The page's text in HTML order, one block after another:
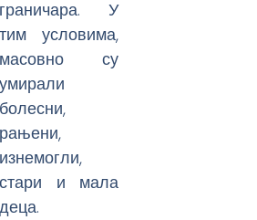
граничара. У
тим условима,
масовно су
умирали
болесни,
рањени,
изнемогли,
стари и мала
деца.